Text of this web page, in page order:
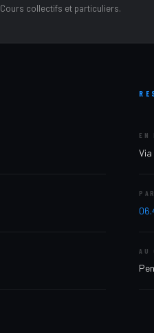
Cours collectifs et particuliers.
EN
AU